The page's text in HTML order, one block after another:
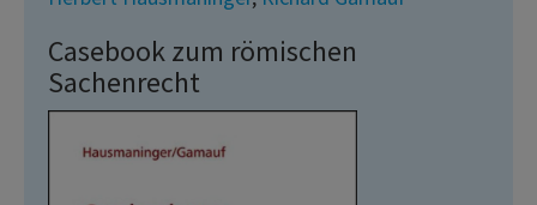
Casebook zum römischen
Sachenrecht